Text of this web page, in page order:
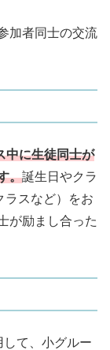
加者同士の交流
中に生徒同士が
。誕生日やクラ
ラスなど）をお
が励まし合った
て、小グルー